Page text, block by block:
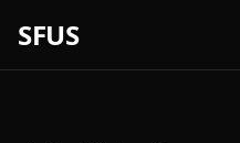
SFUS